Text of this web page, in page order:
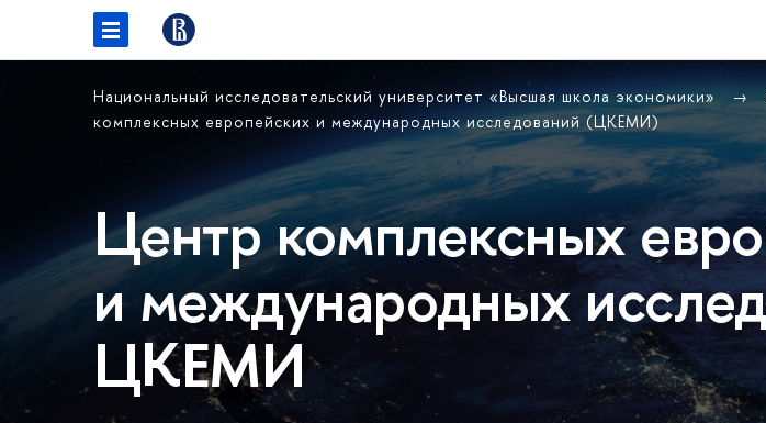
Национальный исследовательский университет «Высшая школа экономики»
комплексных европейских и международных исследований (ЦКЕМИ)
Центр комплексных
и международных
ЦКЕМИ